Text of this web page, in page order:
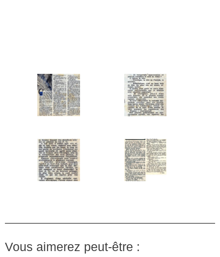
Vous aimerez peut-être :